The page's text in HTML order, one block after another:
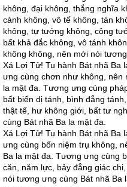
không, đại không, thắng nghĩa
cảnh không, vô tế không, tán
không, tự tướng không, cộng
bất khả đắc không, vô tánh
không không, nên mới nói
Xá Lợi Tử! Tu hành Bát nhã Ba
ưng cùng chơn như không, nên
la mật đa. Tương ưng cùng
bất biến dị tánh, bình đẳng
thật tế, hư không giới, bất tư
cùng Bát nhã Ba la mật đa.
Xá Lợi Tử! Tu hành Bát nhã Ba
ưng cùng bốn niệm trụ không,
Ba la mật đa. Tương ưng cùng
căn, năm lực, bảy đẳng giác
nói tương ưng cùng Bát nhã Ba